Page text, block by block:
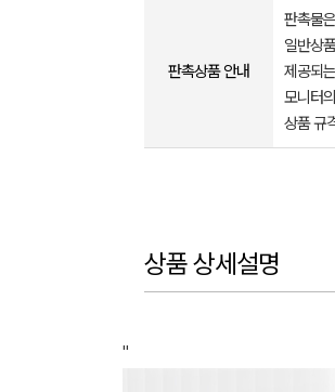
판촉상품 안내
판촉물
일반상
제공되
모니터
상품 규
상품 상세설명
"